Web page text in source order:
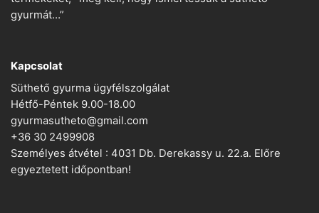
gyurmát…”
Kapcsolat
Süthető gyurma ügyfélszolgálat
Hétfő-Péntek 9.00-18.00
gyurmasutheto@gmail.com
+36 30 2499908
Személyes átvétel : 4031 Db. Derekassy u. 22.a. Előre
egyeztetett időpontban!